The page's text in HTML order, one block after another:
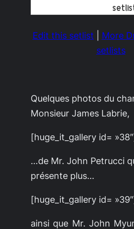
Edit this setlist
More
setlists
Quelques photos du
Monsieur James Labrie,
[huge_it_gallery id=
…de Mr. John Petrucci
présente plus…
[huge_it_gallery id=
ainsi que Mr. John